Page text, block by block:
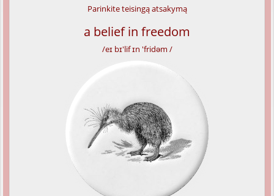
Parinkite teisingą atsakymą
a belief in freedom
/eɪ bɪ'lif ɪn 'fridəm /